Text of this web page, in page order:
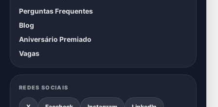
Perguntas Frequentes
Blog
Aniversário Premiado
Vagas
REDES SOCIAIS